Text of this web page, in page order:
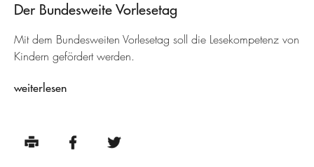
Der Bundesweite Vorlesetag
Mit dem Bundesweiten Vorlesetag soll die Lesekompetenz von
Kindern gefördert werden.
weiterlesen